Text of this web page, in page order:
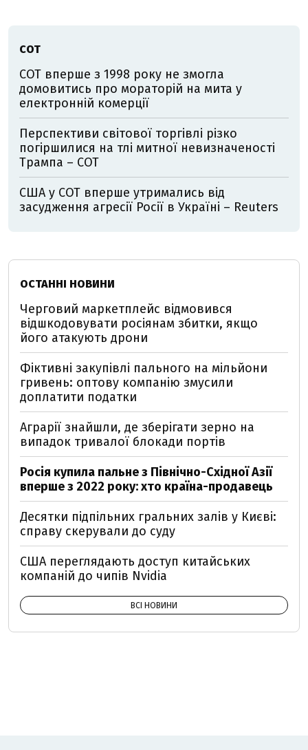
СОТ
СОТ вперше з 1998 року не змогла
домовитись про мораторій на мита у
електронній комерції
Перспективи світової торгівлі різко
погіршилися на тлі митної невизначеності
Трампа – СОТ
США у СОТ вперше утримались від
засудження агресії Росії в Україні – Reuters
ОСТАННІ НОВИНИ
Черговий маркетплейс відмовився
відшкодовувати росіянам збитки, якщо
його атакують дрони
Фіктивні закупівлі пального на мільйони
гривень: оптову компанію змусили
доплатити податки
Аграрії знайшли, де зберігати зерно на
випадок тривалої блокади портів
Росія купила пальне з Північно-Східної Азії
вперше з 2022 року: хто країна-продавець
Десятки підпільних гральних залів у Києві:
справу скерували до суду
США переглядають доступ китайських
компаній до чипів Nvidia
ВСІ НОВИНИ